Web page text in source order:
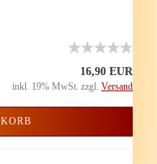
16,90 EUR
inkl. 19% MwSt. zzgl. Versand